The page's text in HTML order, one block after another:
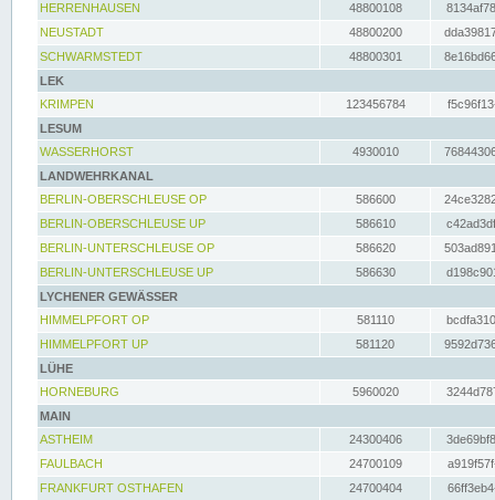
HERRENHAUSEN
48800108
NEUSTADT
48800200
SCHWARMSTEDT
48800301
LEK
KRIMPEN
123456784
LESUM
WASSERHORST
4930010
LANDWEHRKANAL
BERLIN-OBERSCHLEUSE OP
586600
BERLIN-OBERSCHLEUSE UP
586610
BERLIN-UNTERSCHLEUSE OP
586620
BERLIN-UNTERSCHLEUSE UP
586630
LYCHENER GEWÄSSER
HIMMELPFORT OP
581110
HIMMELPFORT UP
581120
LÜHE
HORNEBURG
5960020
MAIN
ASTHEIM
24300406
FAULBACH
24700109
FRANKFURT OSTHAFEN
24700404